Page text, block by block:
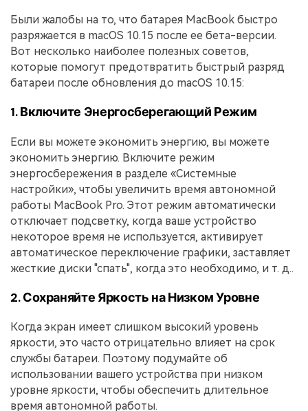
Были жалобы на то, что батарея MacBook быстро
разряжается в macOS 10.15 после ее бета-версии.
Вот несколько наиболее полезных советов,
которые помогут предотвратить быстрый разряд
батареи после обновления до macOS 10.15:
1. Включите Энергосберегающий Режим
Если вы можете экономить энергию, вы можете
экономить энергию. Включите режим
энергосбережения в разделе «Системные
настройки», чтобы увеличить время автономной
работы MacBook Pro. Этот режим автоматически
отключает подсветку, когда ваше устройство
некоторое время не используется, активирует
автоматическое переключение графики, заставляет
жесткие диски "спать", когда это необходимо, и т. д..
2. Сохраняйте Яркость на Низком Уровне
Когда экран имеет слишком высокий уровень
яркости, это часто отрицательно влияет на срок
службы батареи. Поэтому подумайте об
использовании вашего устройства при низком
уровне яркости, чтобы обеспечить длительное
время автономной работы.